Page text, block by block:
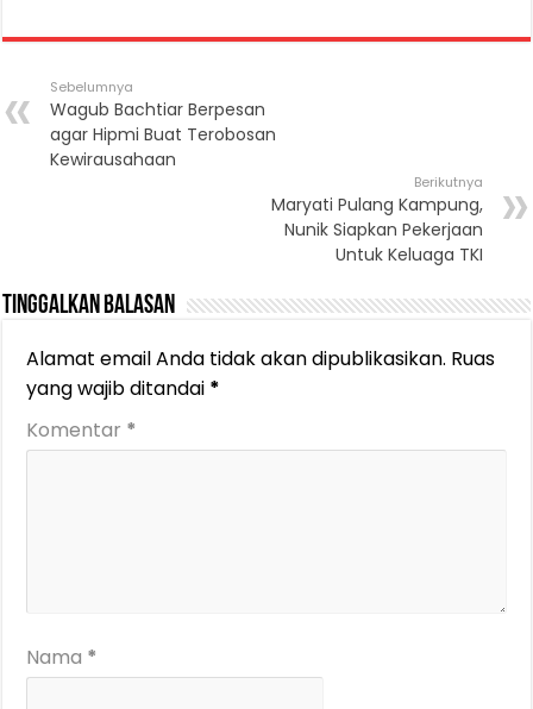
Sebelumnya
Wagub Bachtiar Berpesan
agar Hipmi Buat Terobosan
Kewirausahaan
Berikutnya
Maryati Pulang Kampung,
Nunik Siapkan Pekerjaan
Untuk Keluaga TKI
Tinggalkan Balasan
Alamat email Anda tidak akan dipublikasikan. Ruas
yang wajib ditandai *
Komentar *
Nama *